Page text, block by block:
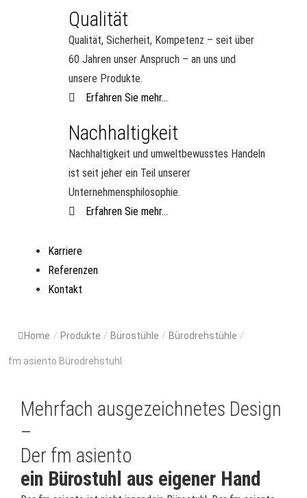
Qualität
Qualität, Sicherheit, Kompetenz – seit über
60 Jahren unser Anspruch – an uns und
unsere Produkte.
Erfahren Sie mehr...
Nachhaltigkeit
Nachhaltigkeit und umweltbewusstes Handeln
ist seit jeher ein Teil unserer
Unternehmensphilosophie.
Erfahren Sie mehr...
Karriere
Referenzen
Kontakt
Home / Produkte / Bürostühle / Bürodrehstühle /
fm asiento Bürodrehstuhl
Mehrfach ausgezeichnetes Design
–
Der fm asiento
ein Bürostuhl aus eigener Hand